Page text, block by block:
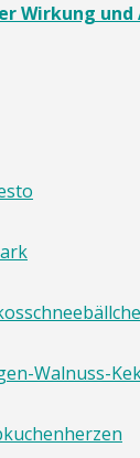
Wirkung und
Walnuss-